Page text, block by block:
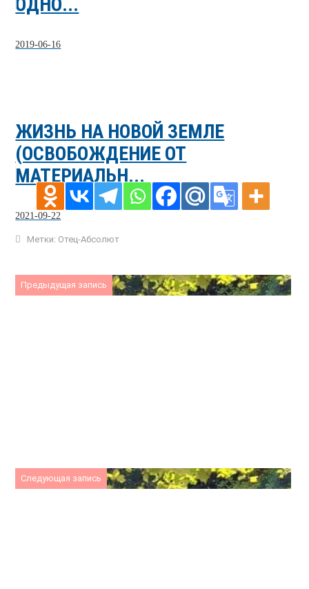
2019-06-16
ЖИЗНЬ НА НОВОЙ ЗЕМЛЕ
(ОСВОБОЖДЕНИЕ ОТ
МАТЕРИАЛЬН...
2021-09-22
Метки: Отец-Абсолют
Предыдущая запись
Следующая запись